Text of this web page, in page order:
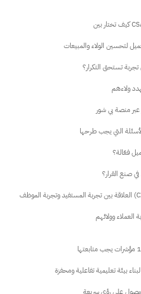
لتحسين الولاء والمبيعات
تستحق التكرار؟
عبر منصة بي شور
التي يجب طرحها
صنع القرار؟
وولائهم
بيئة تعليمية تفاعلية ومحفزة
على رؤى سريعة